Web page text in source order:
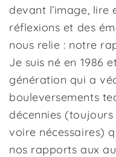
devant l’image,
réflexions et des
nous relie : notre
Je suis né en 1986
génération qui a
bouleversements
décennies
voire nécessaires)
nos rapports aux